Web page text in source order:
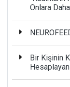
Onlara
Bir Kişinin